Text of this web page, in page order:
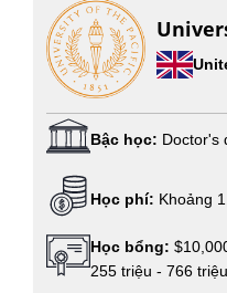
Bậc học: Doctor's
Học phí: Khoảng
Học bổng:
255 triệu - 766